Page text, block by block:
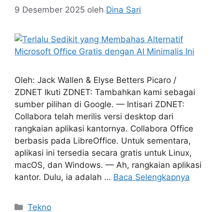
9 Desember 2025 oleh Dina Sari
Oleh: Jack Wallen & Elyse Betters Picaro /
ZDNET Ikuti ZDNET: Tambahkan kami sebagai
sumber pilihan di Google. — Intisari ZDNET:
Collabora telah merilis versi desktop dari
rangkaian aplikasi kantornya. Collabora Office
berbasis pada LibreOffice. Untuk sementara,
aplikasi ini tersedia secara gratis untuk Linux,
macOS, dan Windows. — Ah, rangkaian aplikasi
kantor. Dulu, ia adalah … Baca Selengkapnya
Kategori
Tekno